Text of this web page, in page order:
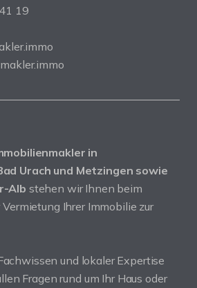
19
in
Urach und Metzingen sowie
Alb stehen wir Ihnen beim
Ihrer Immobilie zur
und lokaler Expertise
Fragen rund um Ihr Haus oder